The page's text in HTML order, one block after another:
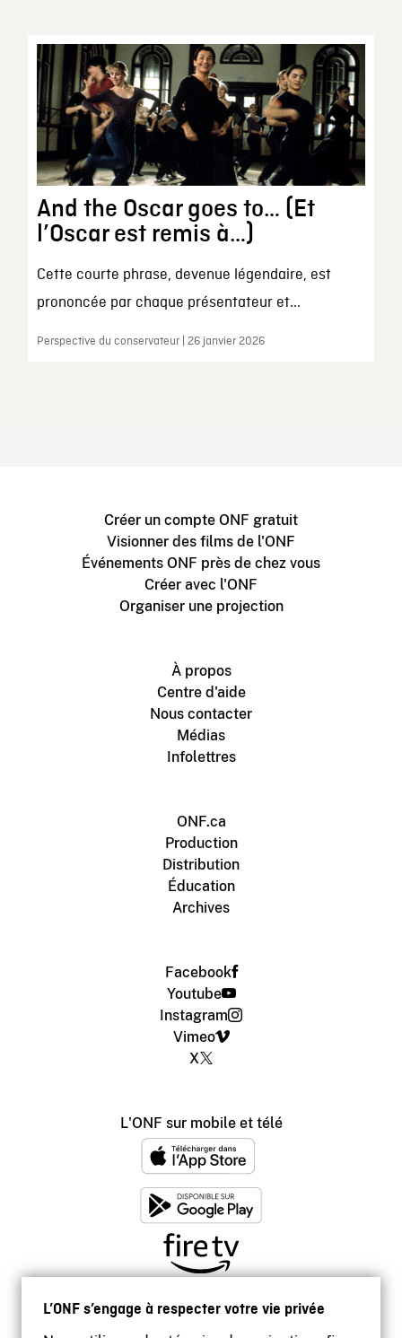
L’ONF s’engage à respecter votre vie privée
And the Oscar goes to… (Et
l’Oscar est remis à…)
Cette courte phrase, devenue légendaire, est
prononcée par chaque présentateur et...
Perspective du conservateur | 26 janvier 2026
Créer un compte ONF gratuit
Visionner des films de l'ONF
Événements ONF près de chez vous
Créer avec l'ONF
Organiser une projection
À propos
Centre d'aide
Nous contacter
Médias
Infolettres
ONF.ca
Production
Distribution
Éducation
Archives
Facebook
Youtube
Instagram
Vimeo
X
L'ONF sur mobile et télé